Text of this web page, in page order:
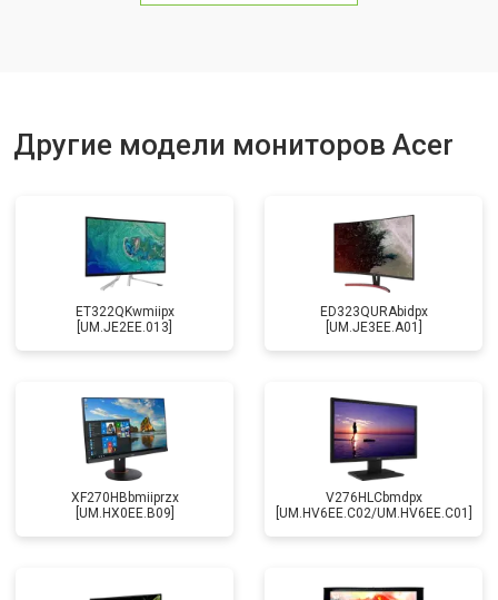
Другие модели мониторов Acer
ET322QKwmiipx
[UM.JE2EE.013]
ED323QURAbidpx
[UM.JE3EE.A01]
XF270HBbmiiprzx
[UM.HX0EE.B09]
V276HLCbmdpx
[UM.HV6EE.C02/UM.HV6EE.C01]